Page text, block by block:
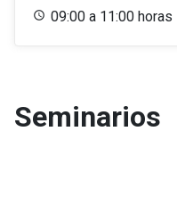
09:00 a 11:00 horas
Seminarios